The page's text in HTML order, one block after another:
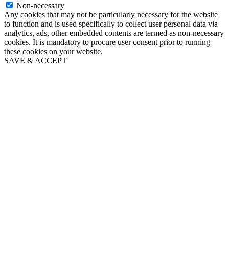
Non-necessary
Any cookies that may not be particularly necessary for the website
to function and is used specifically to collect user personal data via
analytics, ads, other embedded contents are termed as non-necessary
cookies. It is mandatory to procure user consent prior to running
these cookies on your website.
SAVE & ACCEPT